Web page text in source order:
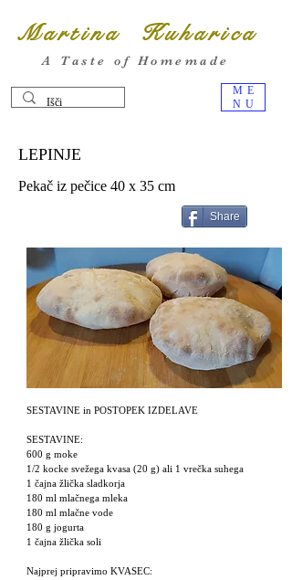
ME
NU
Martina Kuharica
A Taste of Homemade
LEPINJE
Pekač iz pečice 40 x 35 cm
Share
SESTAVINE in POSTOPEK IZDELAVE
SESTAVINE:
600 g moke
1/2 kocke svežega kvasa (20 g) ali 1 vrečka suhega
1 čajna žlička sladkorja
180 ml mlačnega mleka
180 ml mlačne vode
180 g jogurta
1 čajna žlička soli
Najprej pripravimo KVASEC: